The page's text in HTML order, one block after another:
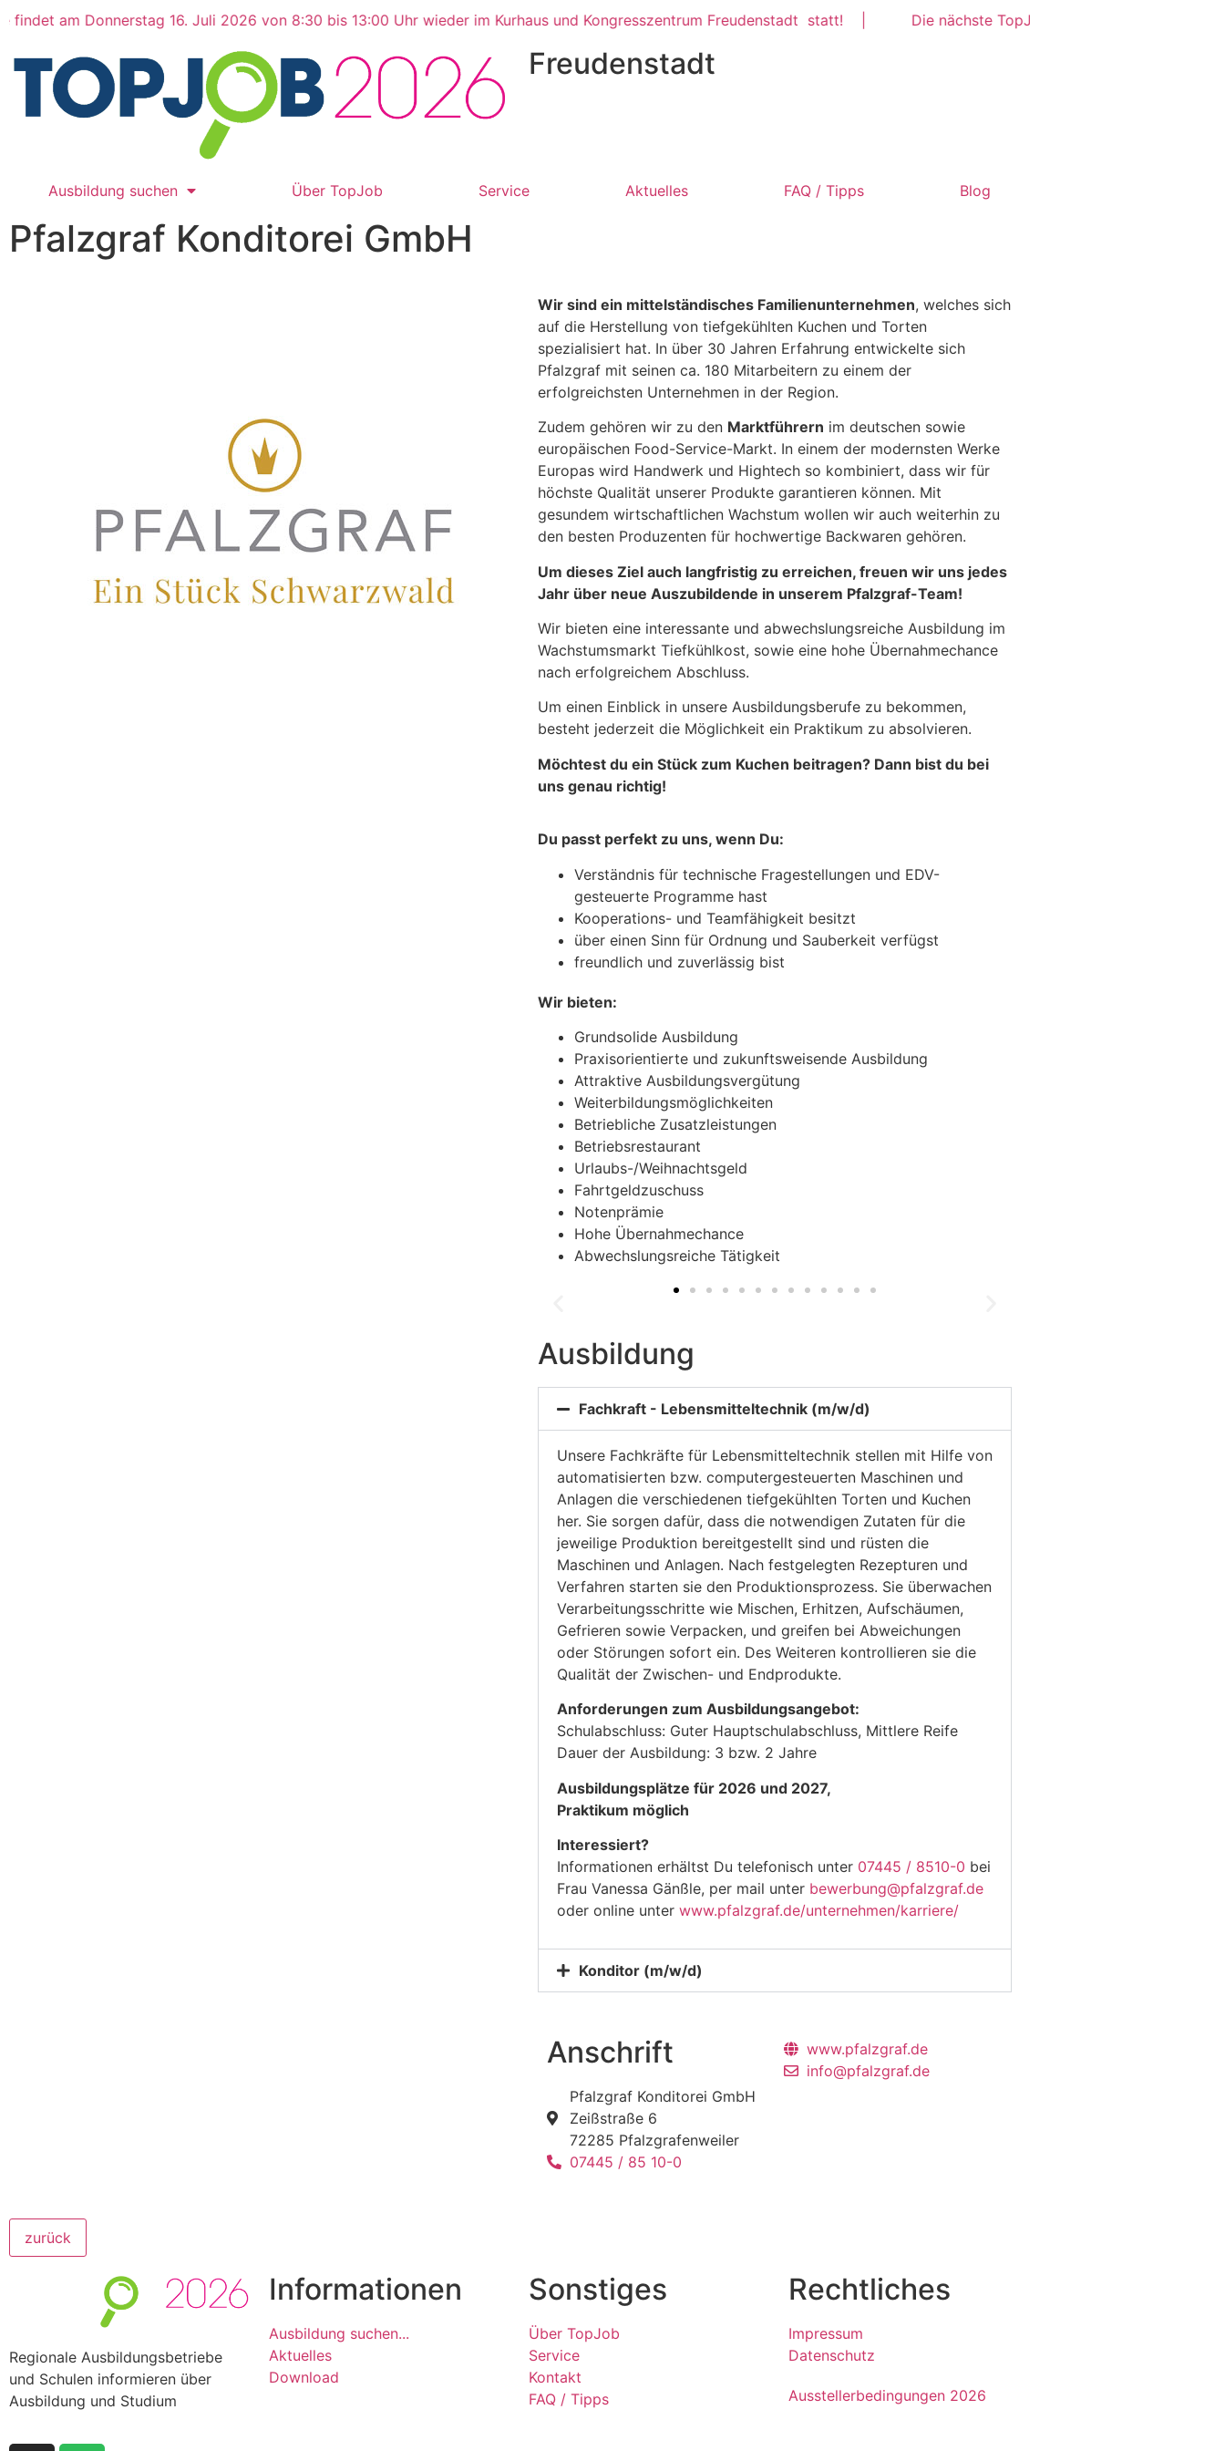
am Donnerstag 16. Juli 2026 von 8:30 bis 13:00 Uhr wieder im Kurhaus und Kongresszentrum Freudenstadt statt! | Die nächste TopJob Messe findet am
Freudenstadt
Ausbildung suchen Über TopJob Service Aktuelles FAQ / Tipps Blog
Pfalzgraf Konditorei GmbH
Wir sind ein mittelständisches Familienunternehmen, welches sich
auf die Herstellung von tiefgekühlten Kuchen und Torten
spezialisiert hat. In über 30 Jahren Erfahrung entwickelte sich
Pfalzgraf mit seinen ca. 180 Mitarbeitern zu einem der
erfolgreichsten Unternehmen in der Region.
Zudem gehören wir zu den Marktführern im deutschen sowie
europäischen Food-Service-Markt. In einem der modernsten Werke
Europas wird Handwerk und Hightech so kombiniert, dass wir für
höchste Qualität unserer Produkte garantieren können. Mit
gesundem wirtschaftlichen Wachstum wollen wir auch weiterhin zu
den besten Produzenten für hochwertige Backwaren gehören.
Um dieses Ziel auch langfristig zu erreichen, freuen wir uns jedes
Jahr über neue Auszubildende in unserem Pfalzgraf-Team!
Wir bieten eine interessante und abwechslungsreiche Ausbildung im
Wachstumsmarkt Tiefkühlkost, sowie eine hohe Übernahmechance
nach erfolgreichem Abschluss.
Um einen Einblick in unsere Ausbildungsberufe zu bekommen,
besteht jederzeit die Möglichkeit ein Praktikum zu absolvieren.
Möchtest du ein Stück zum Kuchen beitragen? Dann bist du bei
uns genau richtig!
Du passt perfekt zu uns, wenn Du:
Verständnis für technische Fragestellungen und EDV-
gesteuerte Programme hast
Kooperations- und Teamfähigkeit besitzt
über einen Sinn für Ordnung und Sauberkeit verfügst
freundlich und zuverlässig bist
Wir bieten:
Grundsolide Ausbildung
Praxisorientierte und zukunftsweisende Ausbildung
Attraktive Ausbildungsvergütung
Weiterbildungsmöglichkeiten
Betriebliche Zusatzleistungen
Betriebsrestaurant
Urlaubs-/Weihnachtsgeld
Fahrtgeldzuschuss
Notenprämie
Hohe Übernahmechance
Abwechslungsreiche Tätigkeit
Ausbildung
Fachkraft - Lebensmitteltechnik (m/w/d)
Unsere Fachkräfte für Lebensmitteltechnik stellen mit Hilfe von
automatisierten bzw. computergesteuerten Maschinen und
Anlagen die verschiedenen tiefgekühlten Torten und Kuchen
her. Sie sorgen dafür, dass die notwendigen Zutaten für die
jeweilige Produktion bereitgestellt sind und rüsten die
Maschinen und Anlagen. Nach festgelegten Rezepturen und
Verfahren starten sie den Produktionsprozess. Sie überwachen
Verarbeitungsschritte wie Mischen, Erhitzen, Aufschäumen,
Gefrieren sowie Verpacken, und greifen bei Abweichungen
oder Störungen sofort ein. Des Weiteren kontrollieren sie die
Qualität der Zwischen- und Endprodukte.
Anforderungen zum Ausbildungsangebot:
Schulabschluss: Guter Hauptschulabschluss, Mittlere Reife
Dauer der Ausbildung: 3 bzw. 2 Jahre
Ausbildungsplätze für 2026 und 2027,
Praktikum möglich
Interessiert?
Informationen erhältst Du telefonisch unter 07445 / 8510-0 bei
Frau Vanessa Gänßle, per mail unter bewerbung@pfalzgraf.de
oder online unter www.pfalzgraf.de/unternehmen/karriere/
Konditor (m/w/d)
Anschrift
Pfalzgraf Konditorei GmbH
Zeißstraße 6
72285 Pfalzgrafenweiler
07445 / 85 10-0
www.pfalzgraf.de
info@pfalzgraf.de
zurück
Regionale Ausbildungsbetriebe
und Schulen informieren über
Ausbildung und Studium
Informationen
Ausbildung suchen...
Aktuelles
Download
Sonstiges
Über TopJob
Service
Kontakt
FAQ / Tipps
Rechtliches
Impressum
Datenschutz
Aussteller­bedingungen 2026